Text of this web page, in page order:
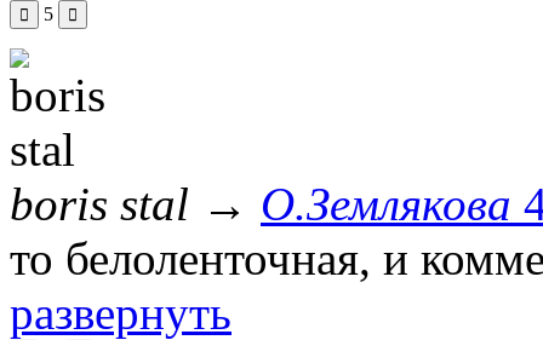
5
boris stal → О.Землякова
то белоленточная, и
развернуть